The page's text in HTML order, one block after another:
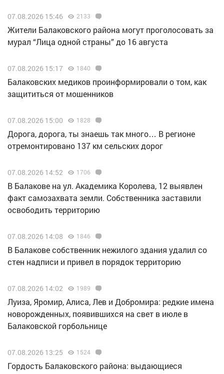
07.08.2026 15:46 2133
Жители Балаковского района могут проголосовать за
мурал “Лица одной страны” до 16 августа
07.08.2026 15:17 1840
Балаковских медиков проинформировали о том, как
защититься от мошенников
07.08.2026 15:00 1828
Дорога, дорога, ты знаешь так много… В регионе
отремонтировано 137 км сельских дорог
07.08.2026 14:52 1706
В Балакове на ул. Академика Королева, 12 выявлен
факт самозахвата земли. Собственника заставили
освободить территорию
07.08.2026 14:08 1846
В Балакове собственник нежилого здания удалил со
стен надписи и привел в порядок территорию
07.08.2026 14:02 1989
Луиза, Яромир, Алиса, Лев и Добромира: редкие имена
новорожденных, появившихся на свет в июле в
Балаковской горбольнице
07.08.2026 13:25 1524
Гордость Балаковского района: выдающиеся